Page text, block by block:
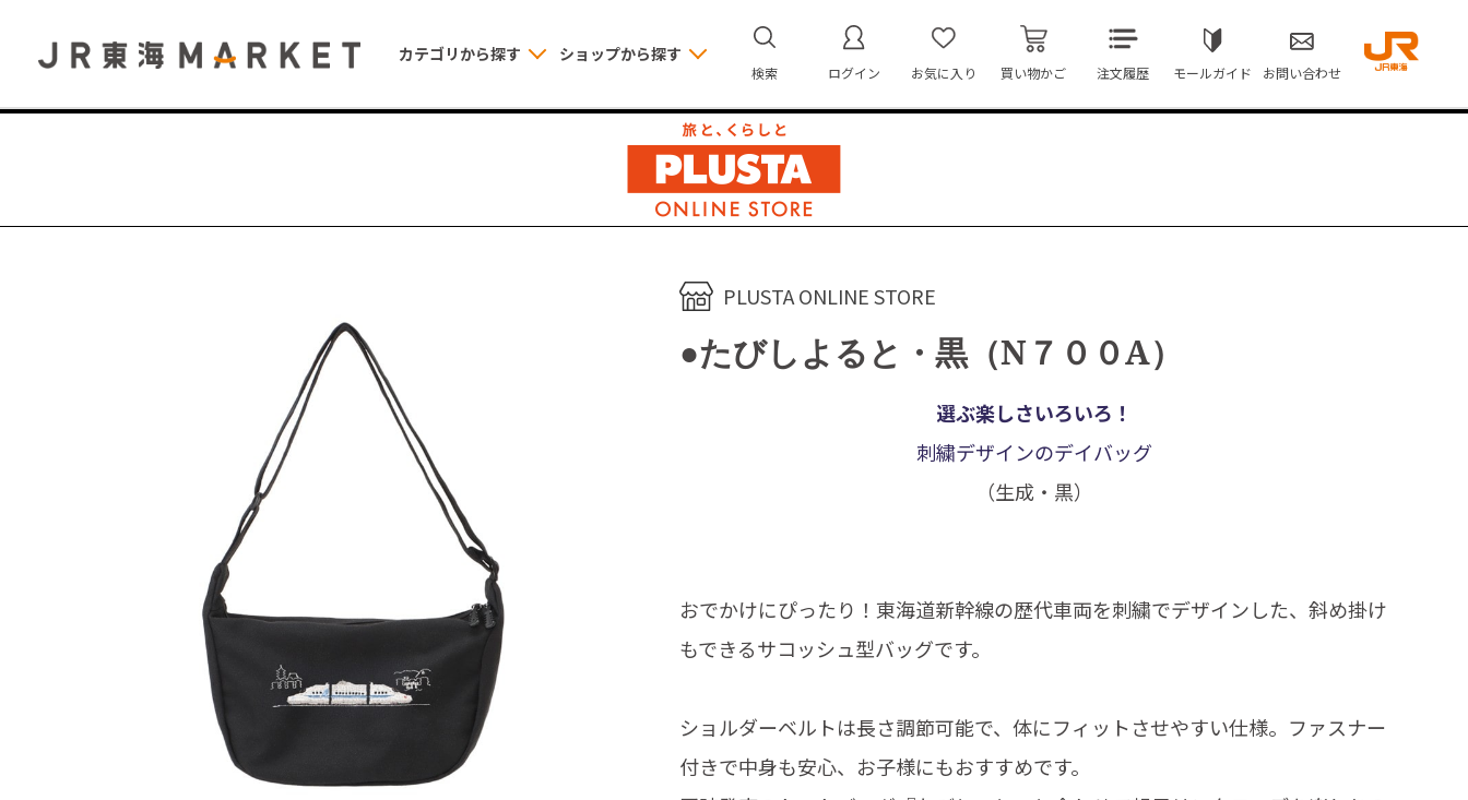
カテゴリから探す ショップから探す
検索 ログイン お気に入り 買い物かご 注文履歴 モールガイド お問い合わせ
PLUSTA ONLINE STORE
●たびしよると・黒（N７００A）
選ぶ楽しさいろいろ！
刺繍デザインのデイバッグ
（生成・黒）
おでかけにぴったり！東海道新幹線の歴代車両を刺繍でデザインした、斜め掛け
もできるサコッシュ型バッグです。
ショルダーベルトは長さ調節可能で、体にフィットさせやすい仕様。ファスナー
付きで中身も安心、お子様にもおすすめです。